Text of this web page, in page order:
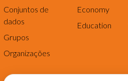
Conjuntos de
dados
Grupos
Organizações
Economy
Education